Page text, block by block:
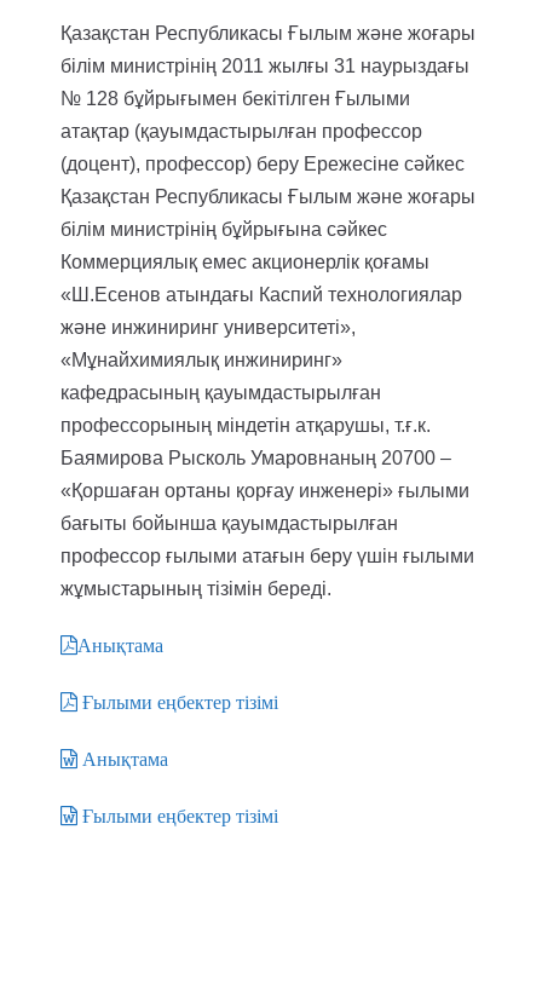
Қазақстан Республикасы Ғылым және жоғары
білім министрінің 2011 жылғы 31 наурыздағы
№ 128 бұйрығымен бекітілген Ғылыми
атақтар (қауымдастырылған профессор
(доцент), профессор) беру Ережесіне сәйкес
Қазақстан Республикасы Ғылым және жоғары
білім министрінің бұйрығына сәйкес
Коммерциялық емес акционерлік қоғамы
«Ш.Есенов атындағы Каспий технологиялар
және инжиниринг университеті»,
«Мұнайхимиялық инжиниринг»
кафедрасының қауымдастырылған
профессорының міндетін атқарушы, т.ғ.к.
Баямирова Рысколь Умаровнаның 20700 –
«Қоршаған ортаны қорғау инженері» ғылыми
бағыты бойынша қауымдастырылған
профессор ғылыми атағын беру үшін ғылыми
жұмыстарының тізімін береді.
Анықтама
Ғылыми еңбектер тізімі
Анықтама
Ғылыми еңбектер тізімі